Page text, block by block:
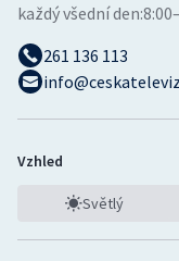
Ostatní
každý všední den:
261 136 113
Vzhled
Světlý